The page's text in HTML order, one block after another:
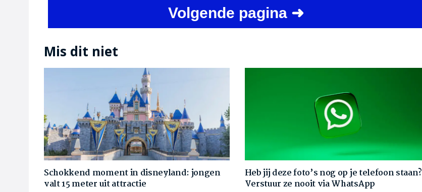
Volgende pagina ➜
Mis dit niet
Schokkend moment in disneyland: jongen
valt 15 meter uit attractie
Heb jij deze foto’s nog op je telefoon staan?
Verstuur ze nooit via WhatsApp